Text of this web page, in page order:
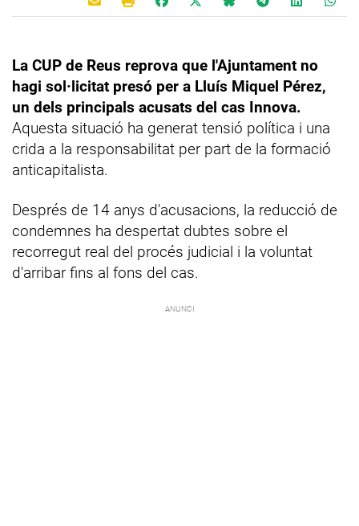
La CUP de Reus reprova que l'Ajuntament no
hagi sol·licitat presó per a Lluís Miquel Pérez,
un dels principals acusats del cas Innova.
Aquesta situació ha generat tensió política i una
crida a la responsabilitat per part de la formació
anticapitalista.
Després de 14 anys d'acusacions, la reducció de
condemnes ha despertat dubtes sobre el
recorregut real del procés judicial i la voluntat
d'arribar fins al fons del cas.